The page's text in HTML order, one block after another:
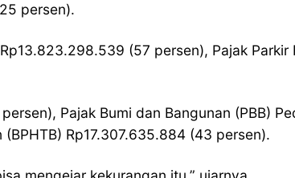
persen).
(57 persen), Pajak
Pajak Bumi dan Bangunan (PBB)
Rp17.307.635.884 (43 persen).